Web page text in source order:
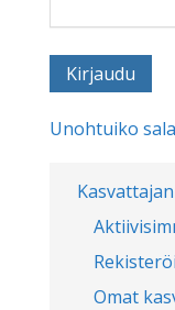
Omat
Unohtuiko